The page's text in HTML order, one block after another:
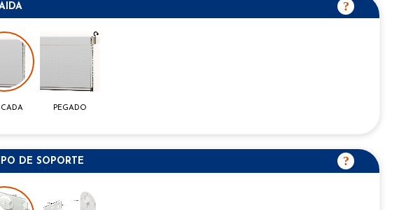
PEGADO
DE SOPORTE